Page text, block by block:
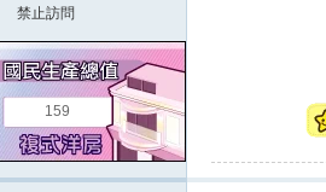
王國
禁止訪問
159